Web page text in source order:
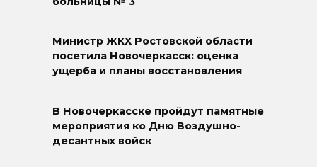
Министр ЖКХ Ростовской области
посетила Новочеркасск: оценка
ущерба и планы восстановления
В Новочеркасске пройдут памятные
мероприятия ко Дню Воздушно-
десантных войск